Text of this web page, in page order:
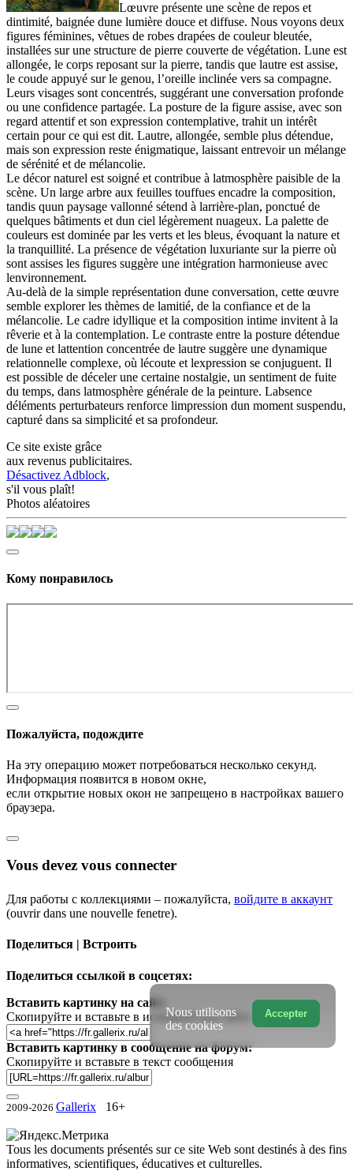
Lœuvre présente une scène de repos et
dintimité, baignée dune lumière douce et diffuse. Nous voyons deux
figures féminines, vêtues de robes drapées de couleur bleutée,
installées sur une structure de pierre couverte de végétation. Lune est
allongée, le corps reposant sur la pierre, tandis que lautre est assise,
le coude appuyé sur le genou, l’oreille inclinée vers sa compagne.
Leurs visages sont concentrés, suggérant une conversation profonde
ou une confidence partagée. La posture de la figure assise, avec son
regard attentif et son expression contemplative, trahit un intérêt
certain pour ce qui est dit. Lautre, allongée, semble plus détendue,
mais son expression reste énigmatique, laissant entrevoir un mélange
de sérénité et de mélancolie.
Le décor naturel est soigné et contribue à latmosphère paisible de la
scène. Un large arbre aux feuilles touffues encadre la composition,
tandis quun paysage vallonné sétend à larrière-plan, ponctué de
quelques bâtiments et dun ciel légèrement nuageux. La palette de
couleurs est dominée par les verts et les bleus, évoquant la nature et
la tranquillité. La présence de végétation luxuriante sur la pierre où
sont assises les figures suggère une intégration harmonieuse avec
lenvironnement.
Au-delà de la simple représentation dune conversation, cette œuvre
semble explorer les thèmes de lamitié, de la confiance et de la
mélancolie. Le cadre idyllique et la composition intime invitent à la
rêverie et à la contemplation. Le contraste entre la posture détendue
de lune et lattention concentrée de lautre suggère une dynamique
relationnelle complexe, où lécoute et lexpression se conjuguent. Il
est possible de déceler une certaine nostalgie, un sentiment de fuite
du temps, dans latmosphère générale de la peinture. Labsence
déléments perturbateurs renforce limpression dun moment suspendu,
capturé dans sa simplicité et sa profondeur.
Ce site existe grâce
aux revenus publicitaires.
Désactivez Adblock,
s'il vous plaît!
Photos aléatoires
Кому понравилось
Пожалуйста, подождите
На эту операцию может потребоваться несколько секунд.
Информация появится в новом окне,
если открытие новых окон не запрещено в настройках вашего
браузера.
Vous devez vous connecter
Для работы с коллекциями – пожалуйста, войдите в аккаунт
(ouvrir dans une nouvelle fenetre).
Поделиться | Встроить
Поделиться ссылкой в соцсетях:
Вставить картинку на сайт:
Скопируйте и вставьте в исходный код сайта
Вставить картинку в сообщение на форум:
Скопируйте и вставьте в текст сообщения
2009-2026 Gallerix 16+
Tous les documents présentés sur ce site Web sont destinés à des fins
informatives, scientifiques, éducatives et culturelles.
Accepter
Nous utilisons
des cookies